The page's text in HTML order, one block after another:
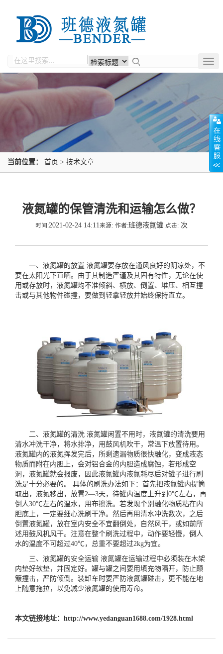
当前位置： 首页 > 技术文章
液氮罐的保管清洗和运输怎么做？
时间:2021-02-24 14:11来源: 作者:班德液氮罐 点击: 次
一、 液氮罐的放置 液氮罐要存放在通风良好的阴凉处，不
要在太阳光下直晒。由于其制造严谨及其固有特性，无论在使
用或存放时，液氮罐均不准倾斜、横放、倒置、堆压、相互撞
击或与其他物件碰撞，要做到轻拿轻放并始终保持直立。
二、液氮罐的清洗 液氮罐闲置不用时，液氮罐的清洗要用
清水冲洗干净，将水排净，用鼓风机吹干，常温下放置待用。
液氮罐内的液氮挥发完后，所剩遗漏物质很快融化，变成液态
物质而附在内胆上，会对铝合金的内胆造成腐蚀，若形成空
洞，液氮罐就会报废，因此液氮罐内液氮耗尽后对罐子进行刷
洗是十分必要的。 具体的刷洗办法如下：首先把液氮罐内提筒
取出，液氮移出，放置2—3天，待罐内温度上升到0℃左右，再
倒人30℃左右的温水，用布擦洗。若发现个别融化物质粘在内
胆底上，一定要细心洗刷干净。然后再用清水冲洗数次，之后
倒置液氮罐，放在室内安全不宜翻倒处，自然风干，或如前所
述用鼓风机风干。注意在整个刷洗过程中，动作要轻慢，倒人
水的温度不可超过40℃，总重不要超过2kg为宜。
三、液氮罐的安全运输 液氮罐在运输过程中必须装在木架
内垫好软垫，并固定好。罐与罐之间要用填充物隔开，防止颠
簸撞击，严防倾倒。装卸车时要严防液氮罐碰击，更不能在地
上随意拖拉，以免减少液氮罐的使用寿命。
本文链接地址： http://www.yedanguan1688.com/1928.html